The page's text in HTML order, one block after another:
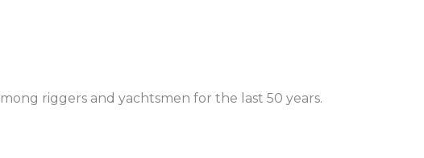
riggers and yachtsmen for the last 50 years.